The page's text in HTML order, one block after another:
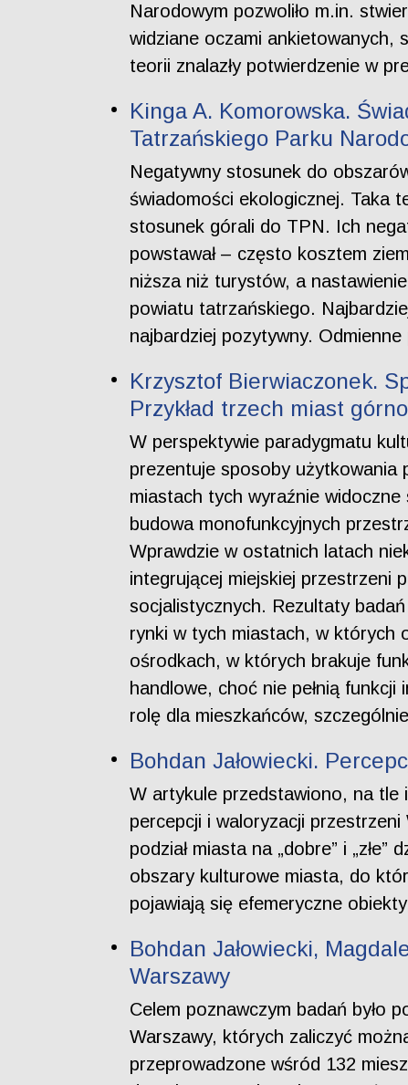
Narodowym pozwoliło m.in.
widziane oczami ankietowanych,
teorii znalazły potwierdzenie w
Kinga A. Komorowska.
Tatrzańskiego Parku
Negatywny stosunek do
świadomości ekologicznej. Taka
stosunek górali do TPN. Ich
powstawał – często kosztem
niższa niż turystów, a
powiatu tatrzańskiego.
najbardziej pozytywny.
Krzysztof Bierwiaczonek.
Przykład trzech miast
W perspektywie paradygmatu
prezentuje sposoby użytkowania
miastach tych wyraźnie
budowa monofunkcyjnych
Wprawdzie w ostatnich latach
integrującej miejskiej przestrzeni
socjalistycznych. Rezultaty
rynki w tych miastach, w których
ośrodkach, w których brakuje
handlowe, choć nie pełnią
rolę dla mieszkańców,
Bohdan Jałowiecki.
W artykule przedstawiono, na tle
percepcji i waloryzacji
podział miasta na „dobre” i
obszary kulturowe miasta, do
pojawiają się efemeryczne
Bohdan Jałowiecki,
Warszawy
Celem poznawczym badań było
Warszawy, których zaliczyć
przeprowadzone wśród 132